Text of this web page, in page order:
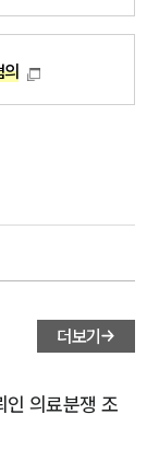
의
더보기
인 의료분쟁 조